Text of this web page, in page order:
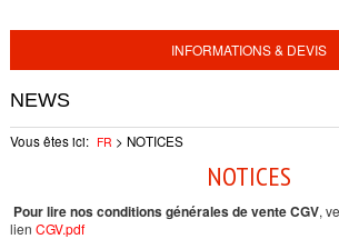
INFORMATIONS & DEVIS
NEWS
Vous êtes ici: FR > NOTICES
NOTICES
Pour lire nos conditions générales de vente CGV,
lien CGV.pdf